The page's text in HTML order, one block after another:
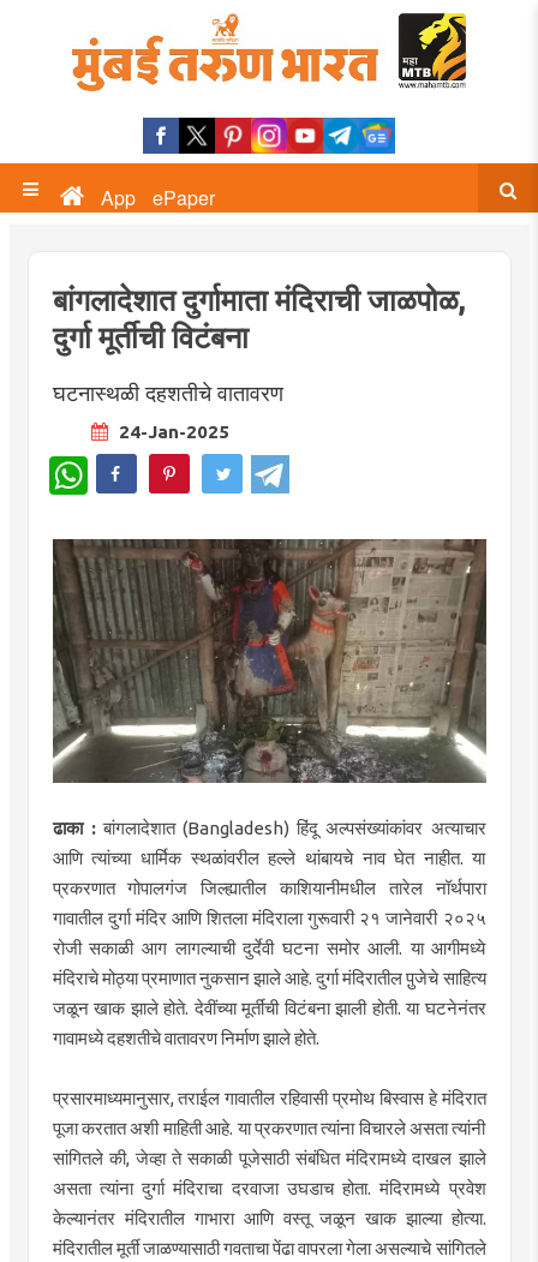
App ePaper
बांगलादेशात दुर्गामाता मंदिराची जाळपोळ,
दुर्गा मूर्तीची विटंबना
घटनास्थळी दहशतीचे वातावरण
24-Jan-2025
WhatsApp
ढाका :बांगलादेशात (Bangladesh) हिंदू अल्पसंख्यांकांवर अत्याचार
आणि त्यांच्या धार्मिक स्थळांवरील हल्ले थांबायचे नाव घेत नाहीत. या
प्रकरणात गोपालगंज जिल्ह्यातील काशियानीमधील तारेल नॉर्थपारा
गावातील दुर्गा मंदिर आणि शितला मंदिराला गुरूवारी २१ जानेवारी २०२५
रोजी सकाळी आग लागल्याची दुर्देवी घटना समोर आली. या आगीमध्ये
मंदिराचे मोठ्या प्रमाणात नुकसान झाले आहे. दुर्गा मंदिरातील पु़जेचे साहित्य
जळून खाक झाले होते. देवींच्या मूर्तींची विटंबना झाली होती. या घटनेनंतर
गावामध्ये दहशतीचे वातावरण निर्माण झाले होते.
प्रसारमाध्यमानुसार, तराईल गावातील रहिवासी प्रमोथ बिस्वास हे मंदिरात
पूजा करतात अशी माहिती आहे. या प्रकरणात त्यांना विचारले असता त्यांनी
सांगितले की, जेव्हा ते सकाळी पूजेसाठी संबंधित मंदिरामध्ये दाखल झाले
असता त्यांना दुर्गा मंदिराचा दरवाजा उघडाच होता. मंदिरामध्ये प्रवेश
केल्यानंतर मंदिरातील गाभारा आणि वस्तू जळून खाक झाल्या होत्या.
मंदिरातील मूर्ती जाळण्यासाठी गवताचा पेंढा वापरला गेला असल्याचे सांगितले